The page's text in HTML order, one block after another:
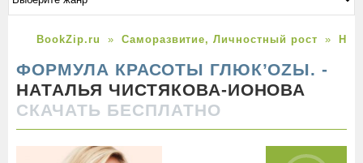
BookZip.ru Саморазвитие, Личностный рост
ФОРМУЛА КРАСОТЫ ГЛЮК’OZЫ. -
НАТАЛЬЯ ЧИСТЯКОВА-ИОНОВА
СКАЧАТЬ БЕСПЛАТНО